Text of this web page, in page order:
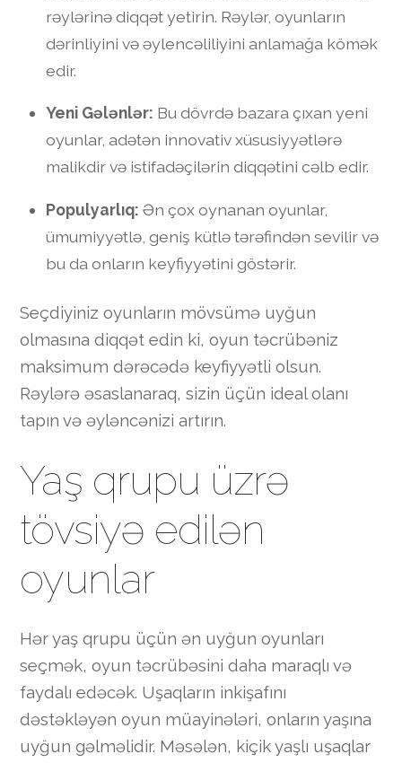
rəylərinə diqqət yetirin. Rəylər, oyunların
dərinliyini və əylencəliliyini anlamağa kömək
edir.
Yeni Gələnlər: Bu dövrdə bazara çıxan yeni
oyunlar, adətən innovativ xüsusiyyətlərə
malikdir və istifadəçilərin diqqətini cəlb edir.
Populyarlıq: Ən çox oynanan oyunlar,
ümumiyyətlə, geniş kütlə tərəfindən sevilir və
bu da onların keyfiyyətini göstərir.
Seçdiyiniz oyunların mövsümə uyğun
olmasına diqqət edin ki, oyun təcrübəniz
maksimum dərəcədə keyfiyyətli olsun.
Rəylərə əsaslanaraq, sizin üçün ideal olanı
tapın və əyləncənizi artırın.
Yaş qrupu üzrə
tövsiyə edilən
oyunlar
Hər yaş qrupu üçün ən uyğun oyunları
seçmək, oyun təcrübəsini daha maraqlı və
faydalı edəcək. Uşaqların inkişafını
dəstəkləyən oyun müayinələri, onların yaşına
uyğun gəlməlidir. Məsələn, kiçik yaşlı uşaqlar